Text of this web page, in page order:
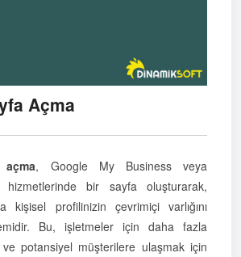
Açma
, Google My Business veya
hizmetlerinde bir sayfa oluşturarak,
kişisel profilinizin çevrimiçi varlığını
Bu, işletmeler için daha fazla
potansiyel müşterilere ulaşmak için